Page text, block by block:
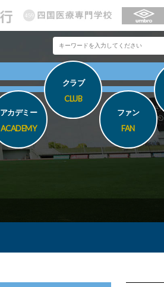
アカデミー
ACADEMY
クラブ
CLUB
ファン
FAN